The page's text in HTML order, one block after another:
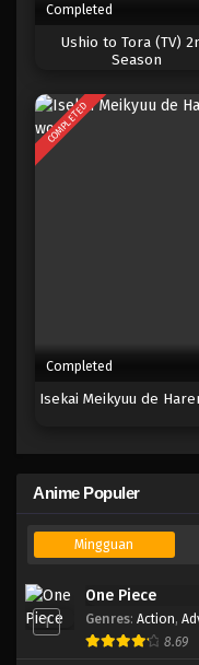
Completed
Ushio to Tora (TV)
Season
COMPLETED
Completed
Isekai Meikyuu de
Anime Populer
Mingguan
1
One Piece
Genres: Action,
8.69